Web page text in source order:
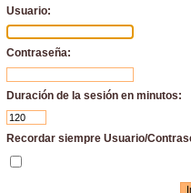
Usuario:
Contraseña:
Duración de la sesión en minutos:
Recordar siempre Usuario/